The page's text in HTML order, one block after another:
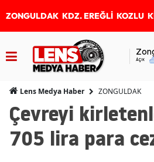
ZONGULDAK KDZ. EREĞLİ KOZLU
Açık
Lens Medya Haber ZONGULDAK
Çevreyi
705 lira para